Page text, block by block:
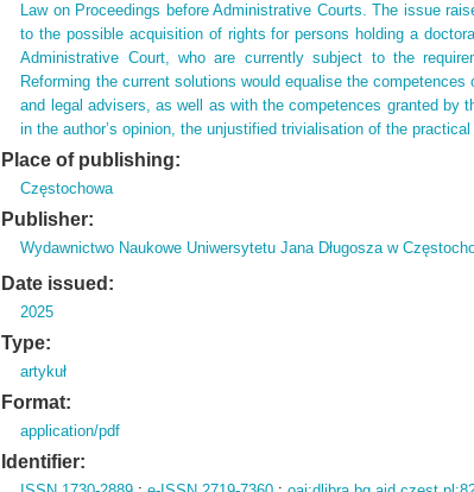
Law on Proceedings before Administrative Courts. The issue
to the possible acquisition of rights for persons holding a
Administrative Court, who are currently subject to the
Reforming the current solutions would equalise the
and legal advisers, as well as with the competences granted by
in the author’s opinion, the unjustified trivialisation of the
Place of publishing:
Częstochowa
Publisher:
Wydawnictwo Naukowe Uniwersytetu Jana Długosza w
Date issued:
2025
Type:
artykuł
Format:
application/pdf
Identifier: